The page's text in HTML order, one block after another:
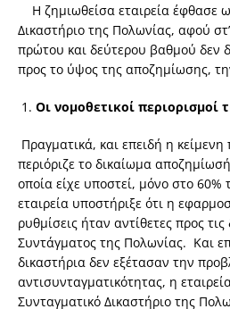
Η ζημιωθείσα εταιρεία έφθασε
Δικαστήριο της Πολωνίας, αφού
πρώτου και δεύτερου βαθμού δεν
προς το ύψος της αποζημίωσης,
Οι νομοθετικοί περιορισμοί
Πραγματικά, και επειδή η
περιόριζε το δικαίωμα
οποία είχε υποστεί, μόνο στο
εταιρεία υποστήριξε ότι η
ρυθμίσεις ήταν αντίθετες προς τις
Συντάγματος της Πολωνίας. Και
δικαστήρια δεν εξέτασαν την
αντισυνταγματικότητας, η
Συνταγματικό Δικαστήριο της